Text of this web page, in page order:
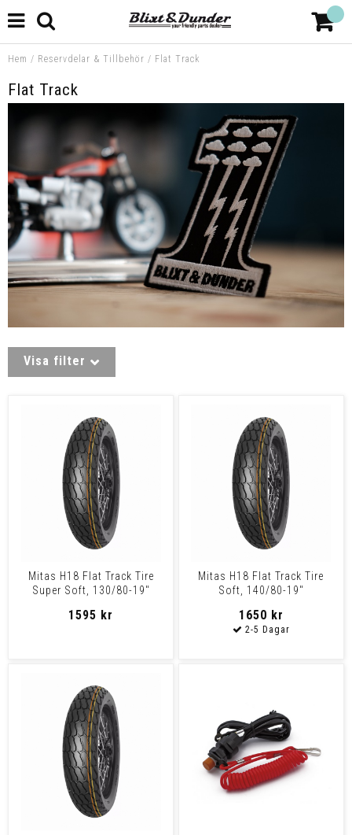
Hem / Reservdelar & Tillbehör / Flat Track
Flat Track
Visa filter
Mitas H18 Flat Track Tire
Super Soft, 130/80-19"
1595 kr
Mitas H18 Flat Track Tire
Soft, 140/80-19"
1650 kr